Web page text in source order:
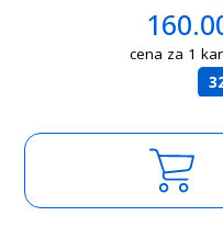
cena za 1